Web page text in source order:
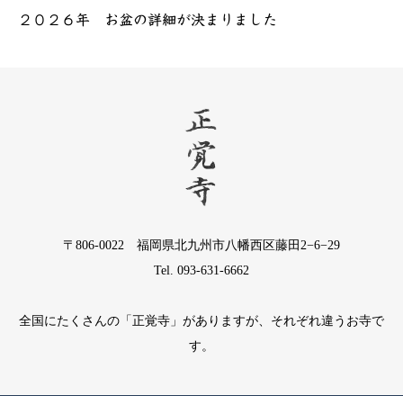
２０２６年 お盆の詳細が決まりました
〒806-0022 福岡県北九州市八幡西区藤田2−6−29
Tel. 093-631-6662
全国にたくさんの「正覚寺」がありますが、それぞれ違うお寺で
す。